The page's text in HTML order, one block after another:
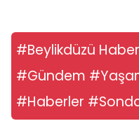
#Beylikdüzü
#Gündem
#Haberler